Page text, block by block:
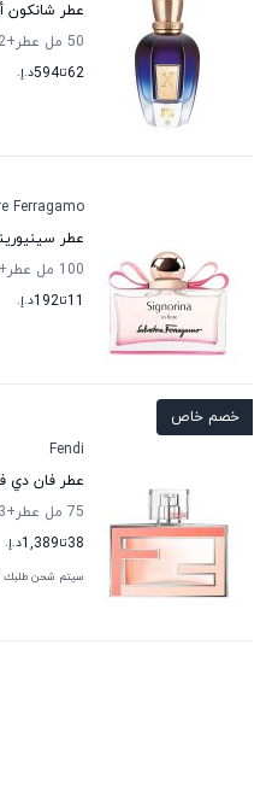
عطر شانكون
50 مل عطر
+2
62تا594د.إ.
Ferragamo
عطر
100 مل عطر
+8
11تا192د.إ.
خصم خاص
Fendi
عطر فان دي
75 مل عطر
+3
38تا1,389د.إ.
سيتم شحن طلبك خلال 35